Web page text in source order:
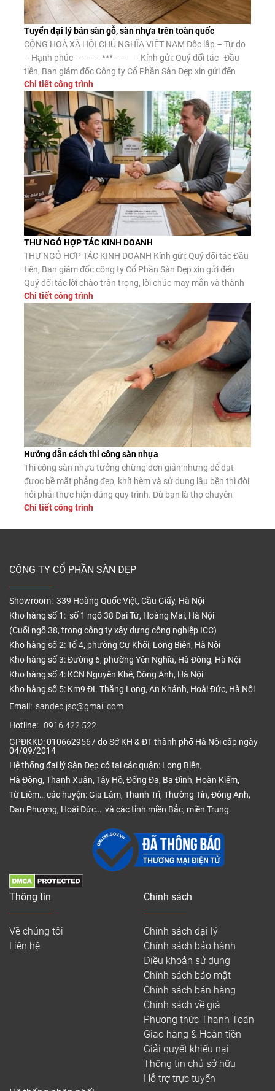
Tuyển đại lý bán sàn gỗ, sàn nhựa trên toàn quốc
CỘNG HOÀ XÃ HỘI CHỦ NGHĨA VIỆT NAM Độc lập – Tự do
– Hạnh phúc ————***———– Kính gửi: Quý đối tác Đầu
tiên, Ban giám đốc Công ty Cổ Phần Sàn Đẹp xin gửi đến
Quý đối tác lời chào trân trọng, lời chúc may mắn và thành
công. Công ty CP Sàn […]
Chi tiết công trình
THƯ NGỎ HỢP TÁC KINH DOANH
THƯ NGỎ HỢP TÁC KINH DOANH Kính gửi: Quý đối tác Đầu
tiên, Ban giám đốc công ty Cổ Phần Sàn Đẹp xin gửi đến
Quý đối tác lời chào trân trọng, lời chúc may mắn và thành
công. Công ty CP Sàn Đẹp là đơn vị nhập khẩu, phân phối
sàn gỗ công nghiệp, […]
Chi tiết công trình
Hướng dẫn cách thi công sàn nhựa
Thi công sàn nhựa tưởng chừng đơn giản nhưng để đạt
được bề mặt phẳng đẹp, khít hèm và sử dụng lâu bền thì đòi
hỏi phải thực hiện đúng quy trình. Dù bạn là thợ chuyên
nghiệp hay tự lát tại nhà, nắm vững các bước lắp đặt chuẩn
Chi tiết công trình
CÔNG TY CỔ PHẦN SÀN ĐẸP
Showroom: 339 Hoàng Quốc Việt, Cầu Giấy, Hà Nội
Kho hàng số 1: số 1 ngõ 38 Đại Từ, Hoàng Mai, Hà Nội
(Cuối ngõ 38, trong công ty xây dựng công nghiệp ICC)
Kho hàng số 2: Tổ 4, phường Cự Khối, Long Biên, Hà Nội
Kho hàng số 3: Đường 6, phường Yên Nghĩa, Hà Đông, Hà Nội
Kho hàng số 4: KCN Nguyên Khê, Đông Anh, Hà Nội
Kho hàng số 5: Km9 ĐL Thăng Long, An Khánh, Hoài Đức, Hà Nội
Email: sandep.jsc@gmail.com
Hotline: 0916.422.522
GPĐKKD: 0106629567 do Sở KH & ĐT thành phố Hà Nội cấp ngày
04/09/2014
Hệ thống đại lý Sàn Đẹp có tại các quận: Long Biên,
Hà Đông, Thanh Xuân, Tây Hồ, Đống Đa, Ba Đình, Hoàn Kiếm,
Từ Liêm… các huyện: Gia Lâm, Thanh Trì, Thường Tín, Đông Anh,
Đan Phượng, Hoài Đức… và các tỉnh miền Bắc, miền Trung.
Thông tin
Về chúng tôi
Liên hệ
Chính sách
Chính sách đại lý
Chính sách bảo hành
Điều khoản sử dụng
Chính sách bảo mật
Chính sách bán hàng
Chính sách về giá
Phương thức Thanh Toán
Giao hàng & Hoàn tiền
Giải quyết khiếu nại
Thông tin chủ sở hữu
Hỗ trợ trực tuyến